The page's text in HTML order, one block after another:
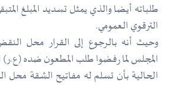
طلباته أيضا والذي يمثل تسديد المبلغ
الترقوي العمومي.
وحيث أنه بالرجوع إلى القرار محل
المجلس لما رفضوا طلب المطعون ضده (ع.ر)
الحالية بأن تسلم له مفاتيح الشقة محل